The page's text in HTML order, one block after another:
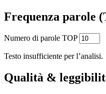
Frequenza parole
Numero di parole TOP
Testo insufficiente per l’analisi.
Qualità &